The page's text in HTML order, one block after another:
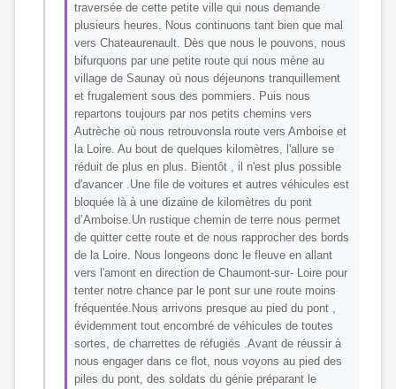
traversée de cette petite ville qui nous demande
plusieurs heures. Nous continuons tant bien que mal
vers Chateaurenault. Dès que nous le pouvons, nous
bifurquons par une petite route qui nous mène au
village de Saunay où nous déjeunons tranquillement
et frugalement sous des pommiers. Puis nous
repartons toujours par nos petits chemins vers
Autrèche où nous retrouvonsla route vers Amboise et
la Loire. Au bout de quelques kilomètres, l'allure se
réduit de plus en plus. Bientôt , il n'est plus possible
d'avancer .Une file de voitures et autres véhicules est
bloquée là à une dizaine de kilomètres du pont
d’Amboise.Un rustique chemin de terre nous permet
de quitter cette route et de nous rapprocher des bords
de la Loire. Nous longeons donc le fleuve en allant
vers l'amont en direction de Chaumont-sur- Loire pour
tenter notre chance par le pont sur une route moins
fréquentée.Nous arrivons presque au pied du pont ,
évidemment tout encombré de véhicules de toutes
sortes, de charrettes de réfugiés .Avant de réussir à
nous engager dans ce flot, nous voyons au pied des
piles du pont, des soldats du génie préparant le